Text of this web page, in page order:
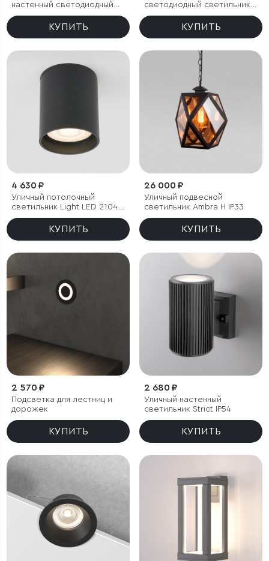
настенный светодиодный
светильник Asteria D IP54
КУПИТЬ
светодиодный светильник
Techno LED IP54 с
регулировкой лучей
КУПИТЬ
4 630 ₽
Уличный потолочный
светильник Light LED 2104
IP54
КУПИТЬ
26 000 ₽
Уличный подвесной
светильник Ambra H IP33
КУПИТЬ
2 570 ₽
Подсветка для лестниц и
дорожек
КУПИТЬ
2 680 ₽
Уличный настенный
светильник Strict IP54
КУПИТЬ